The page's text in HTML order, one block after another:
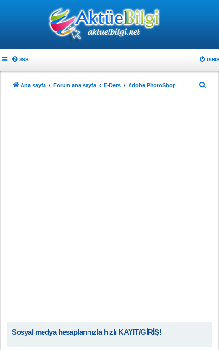
SSS GIRIŞ
Ana sayfa Forum ana sayfa E-Ders Adobe PhotoShop
Sosyal medya hesaplarınızla hızlı KAYIT/GİRİŞ!